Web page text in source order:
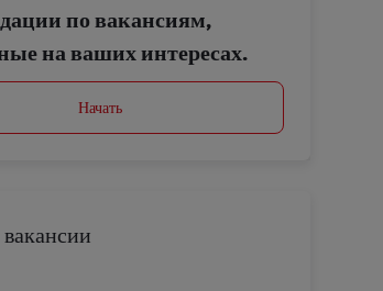
по вакансиям,
на ваших интересах.
Начать